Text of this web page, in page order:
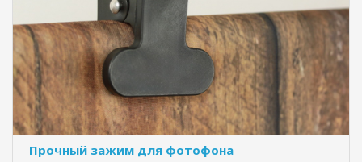
Прочный зажим для фотофона